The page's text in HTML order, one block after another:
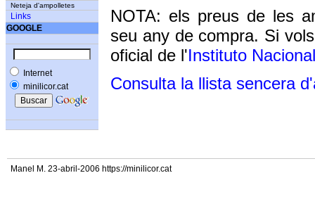
Neteja d'ampolletes
Links
GOOGLE
Internet
minilicor.cat
NOTA: els preus de les
seu any de compra. Si
oficial de l'Instituto
Consulta la llista sencera
Manel M. 23-abril-2006 https://minilicor.cat